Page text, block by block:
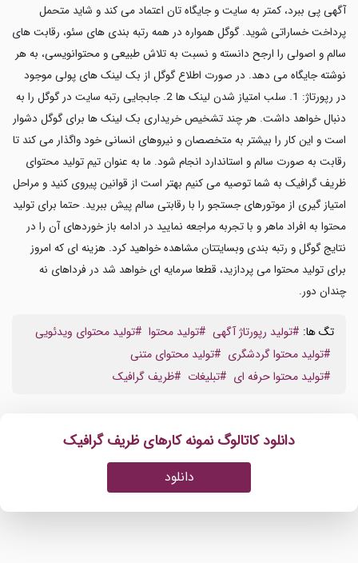
آگهی پی ببرد، کمتر به سایت و جایگاه تان اعتماد می کند و شاید متحمل
پرداخت خساراتی شوید. گوگل همواره در همه رتبه بندی های سئو، رقابت های
سالم و اصولی را ارجح دانسته و نسبت به تلاش طبیعی و محتوانویسی، به هر
نوشته جایگاه می دهد. در صورت اطلاع گوگل از بک لینک های پولی موجود
در رپورتاژ: 1. سلب امتیاز شدن لینک ها 2. جابجایی رتبه سایت در گوگل را به
دنبال خواهد داشت. هر چند تشخیص خریداری بک لینک ها برای گوگل دشوار
است و این کار را بیشتر به متخصصان و نیروهای انسانی خود واگذار می کند تا
رقابت به صورت سالم و استاندارد انجام شود. ما به عنوان تیم تولید محتوای
ظریف گرافیک به شما توصیه می کنیم بهتر است از قوانین پیروی کنید و مراحل
امتیاز گیری از موتورهای جستجو را با رقابتی سالم پیش ببرید. حتما برای تولید
محتوا به افراد ماهر و با تجربه مراجعه نمایید در ادامه باز خوردهای آن را در
نتایج گوگل و رتبه بندی وبسایتتان مشاهده خواهید کرد. هزینه ای که امروز
برای تولید محتوا می پردازید، قطعا سرمایه ای خواهد شد در فرداهای نه
چندان دور.
تگ ها: #تولید رپورتاژ آگهی #تولید محتوا #تولید محتوای ویدئویی
#تولید محتوا گردشگری #تولید محتوای متنی
#تولید محتوا حرفه ای #تبلیغات #ظریف گرافیک
دانلود کاتالوگ نمونه کارهای ظریف گرافیک
دانلود